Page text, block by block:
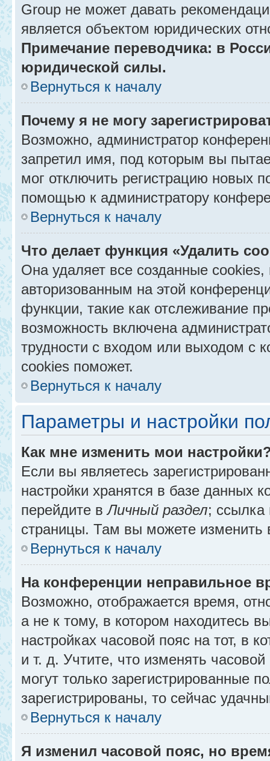
Group не может давать
является объектом юридических
Примечание переводчика: в
юридической силы.
Вернуться к началу
Почему я не могу
Возможно, администратор
запретил имя, под которым вы
мог отключить регистрацию новых
помощью к администратору
Вернуться к началу
Что делает функция «Удалить
Она удаляет все созданные
авторизованным на этой
функции, такие как отслеживание
возможность включена
трудности с входом или выходом с
cookies поможет.
Вернуться к началу
Параметры и настройки
Как мне изменить мои
Если вы являетесь
настройки хранятся в базе данных
перейдите вЛичный раздел; ссылка
страницы. Там вы можете изменить
Вернуться к началу
На конференции неправильное
Возможно, отображается время,
а не к тому, в котором находитесь
настройках часовой пояс на тот, в
и т. д. Учтите, что изменять
могут только зарегистрированные
зарегистрированы, то сейчас
Вернуться к началу
Я изменил часовой пояс, но